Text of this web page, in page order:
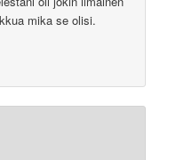
mika se olisi.